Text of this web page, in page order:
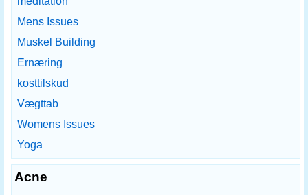
Mens Issues
Muskel Building
Ernæring
kosttilskud
Vægttab
Womens Issues
Yoga
Acne